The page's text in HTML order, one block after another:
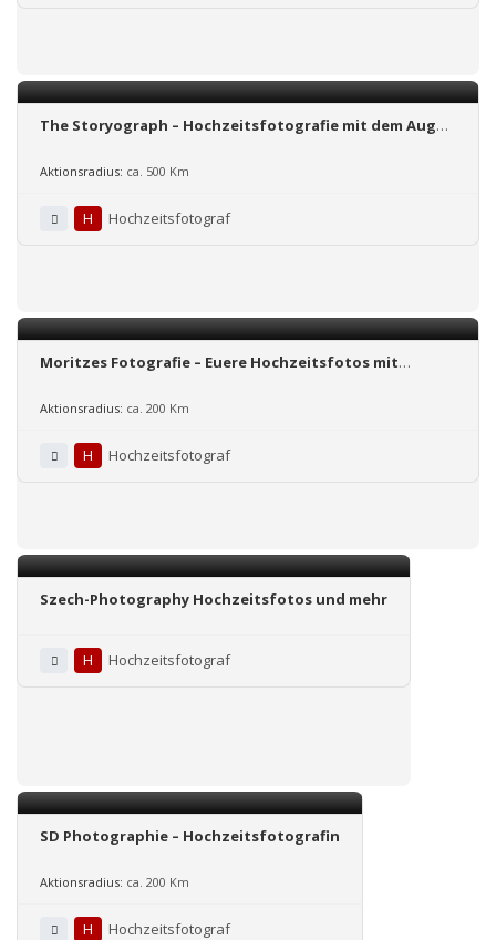
The Storyograph – Hochzeitsfotografie mit dem Auge
Aktionsradius: ca. 500 Km
H Hochzeitsfotograf
Moritzes Fotografie – Euere Hochzeitsfotos mit
Aktionsradius: ca. 200 Km
H Hochzeitsfotograf
Szech-Photography Hochzeitsfotos und mehr
H Hochzeitsfotograf
SD Photographie – Hochzeitsfotografin
Aktionsradius: ca. 200 Km
H Hochzeitsfotograf